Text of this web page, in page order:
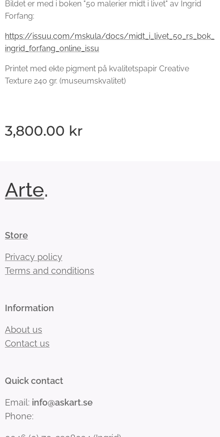
Bildet er med i boken "50 malerier midt i livet" av Ingrid
Forfang:
https://issuu.com/mskula/docs/midt_i_livet_50_rs_bok_
ingrid_forfang_online_issu
Printet med ekte pigment på kvalitetspapir Creative
Texture 240 gr. (museumskvalitet)
3,800.00 kr
Arte.
Store
Privacy policy
Terms and conditions
Information
About us
Contact us
Quick contact
Email: info@askart.se
Phone: